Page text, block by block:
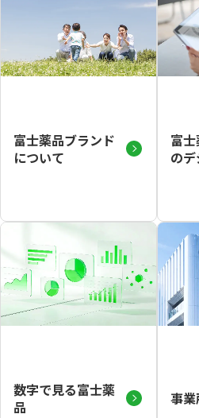
富士薬品ブランド
について
富
の
数字で見る富士薬
品
事